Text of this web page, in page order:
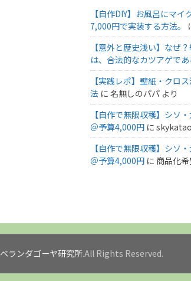
【自作DIY】お風呂にマ
7,000円で実装する方法。
【意外と歴史浅い】なぜ
は、合法的なカツアゲであ
【実践レポ】壁紙・クロ
法 に 名無しのパパ より
【自作で無限収穫】シソ
＠予算4,000円 に
【自作で無限収穫】シソ
＠予算4,000円 に 商品化
ベランダゴーヤ研究所.All Rights Reserved.